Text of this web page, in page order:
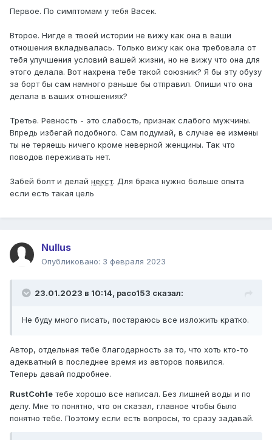
Первое. По симптомам у тебя Васек.
Второе. Нигде в твоей истории не вижу как она в ваши
отношения вкладывалась. Только вижу как она требовала от
тебя улучшения условий вашей жизни, но не вижу что она для
этого делала. Вот нахрена тебе такой союзник? Я бы эту обузу
за борт бы сам намного раньше бы отправил. Опиши что она
делала в ваших отношениях?
Третье. Ревность - это слабость, признак слабого мужчины.
Впредь избегай подобного. Сам подумай, в случае ее измены
ты не теряешь ничего кроме неверной женщины. Так что
поводов переживать нет.
Забей болт и делай некст. Для брака нужно больше опыта
если есть такая цель
Nullus
Опубликовано: 3 февраля 2023
23.01.2023 в 10:14, paco153 сказал:
Не буду много писать, постараюсь все изложить кратко.
Автор, отдельная тебе благодарность за то, что хоть кто-то
адекватный в последнее время из авторов появился.
Теперь давай подробнее.
RustCoh1e тебе хорошо все написал. Без лишней воды и по
делу. Мне то понятно, что он сказал, главное чтобы было
понятно тебе. Поэтому если есть вопросы, то сразу задавай.